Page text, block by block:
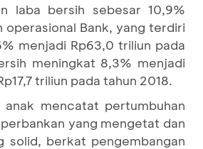
laba bersih sebesar 10,9%
operasional Bank, yang terdiri
menjadi Rp63,0 triliun pada
meningkat 8,3% menjadi
triliun pada tahun 2018.
mencatat pertumbuhan
yang mengetat dan
solid, berkat pengembangan